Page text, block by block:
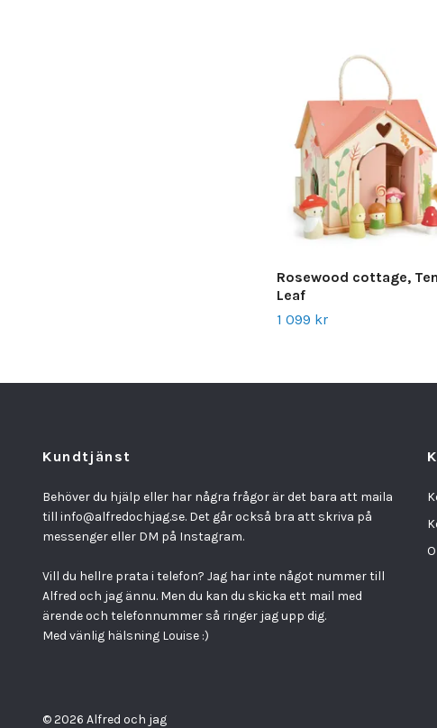
Rosewood cottage,
Leaf
1 099 kr
Kundtjänst
Behöver du hjälp eller har några frågor är det bara att maila
till info@alfredochjag.se. Det går också bra att skriva på
messenger eller DM på Instagram.
Vill du hellre prata i telefon? Jag har inte något nummer till
Alfred och jag ännu. Men du kan du skicka ett mail med
ärende och telefonnummer så ringer jag upp dig.
Med vänlig hälsning Louise :)
© 2026 Alfred och jag